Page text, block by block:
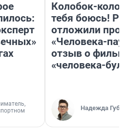
Колобок-
тебя боюсь!
отложили
«Человека-
отзыв о
«человека-
Надежда